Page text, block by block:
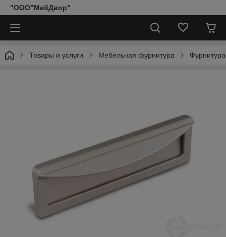
"ООО"МебДвор"
Товары и услуги Мебельная фурнитура